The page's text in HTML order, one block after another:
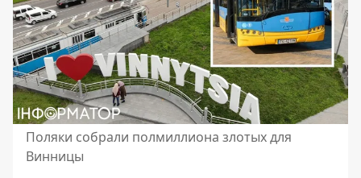
Поляки собрали полмиллиона злотых для
Винницы